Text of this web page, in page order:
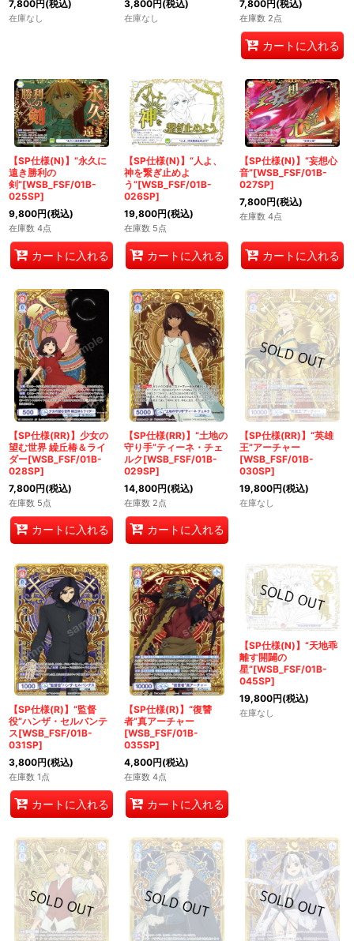
7,800円 (税込)
在庫なし
3,800円 (税込)
在庫なし
7,800円 (税込)
在庫数 2点
カートに入れる
【SP仕様(N)】“永久に
遠き勝利の
剣”[WSB_FSF/01B-
025SP]
9,800円(税込)
在庫数 4点
カートに入れる
【SP仕様(N)】“人よ、
神を繋ぎ止めよ
う”[WSB_FSF/01B-
026SP]
19,800円(税込)
在庫数 5点
カートに入れる
【SP仕様(N)】“妄想心
音”[WSB_FSF/01B-
027SP]
7,800円(税込)
在庫数 4点
カートに入れる
【SP仕様(RR)】少女の
望む世界 繰丘椿＆ライ
ダー[WSB_FSF/01B-
028SP]
7,800円(税込)
在庫数 5点
カートに入れる
【SP仕様(RR)】“土地の
守り手”ティーネ・チェ
ルク[WSB_FSF/01B-
029SP]
14,800円(税込)
在庫数 2点
カートに入れる
【SP仕様(RR)】“英雄
王”アーチャー
[WSB_FSF/01B-
030SP]
19,800円(税込)
在庫なし
【SP仕様(R)】“監督
役”ハンザ・セルバンテ
ス[WSB_FSF/01B-
031SP]
3,800円(税込)
在庫数 1点
カートに入れる
【SP仕様(R)】“復讐
者”真アーチャー
[WSB_FSF/01B-
035SP]
4,800円(税込)
在庫数 4点
カートに入れる
【SP仕様(N)】“天地乖
離す開闢の
星”[WSB_FSF/01B-
045SP]
19,800円(税込)
在庫なし